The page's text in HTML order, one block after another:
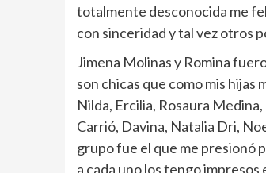
totalmente desconocida me
con sinceridad y tal vez otros
Jimena Molinas y Romina
son chicas que como mis
Nilda, Ercilia, Rosaura
Carrió, Davina, Natalia Dri,
grupo fue el que me presionó
a cada uno los tengo impresos